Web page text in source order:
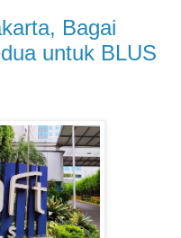
Bagai
untuk BLUS